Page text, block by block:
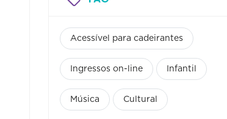
Acessível para cadeirantes
Ingressos on-line Infantil
Música Cultural